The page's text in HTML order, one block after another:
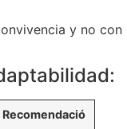
y no con
Recomendació